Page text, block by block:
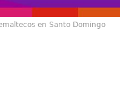
en Santo Domingo